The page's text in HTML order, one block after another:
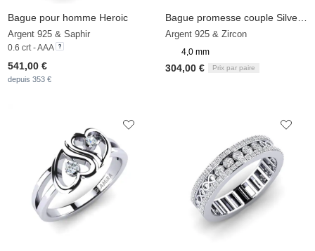
Bague pour homme Heroic
Argent 925 & Saphir
0.6 crt - AAA
541,00 €
depuis 353 €
Argent 925 & Zircon
4,0 mm
304,00 € Prix par paire